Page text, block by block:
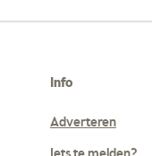
Info
Adverteren